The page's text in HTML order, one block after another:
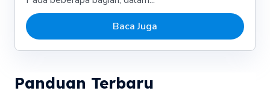
Baca Juga
Panduan Terbaru